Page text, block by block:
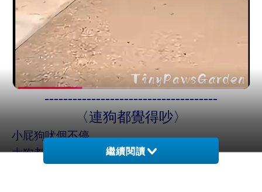
-------------------------------------
〈連狗都覺得吵〉
小屁狗吠個不停
大狗都覺得吵
繼續閱讀